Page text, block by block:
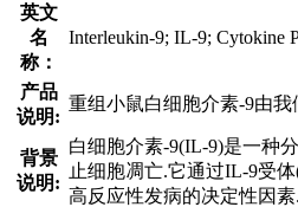
英文
名
称：
Interleukin-9; IL-9; Cytokine
产品
说明:
重组小鼠白细胞介素-9由我
背景
说明:
白细胞介素-9(IL-9)是一种
止细胞凋亡.它通过IL-9受
高反应性发病的决定性因素.